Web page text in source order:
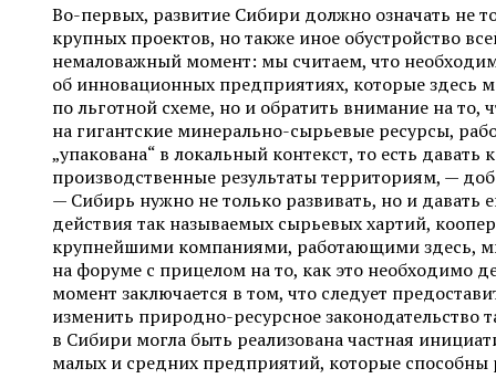
Во-первых, развитие Сибири должно означать не
крупных проектов, но также иное обустройство
немаловажный момент: мы считаем, что
об инновационных предприятиях, которые здесь
по льготной схеме, но и обратить внимание на
на гигантские минерально-сырьевые ресурсы,
„упакована“ в локальный контекст, то есть
производственные результаты территориям, —
— Сибирь нужно не только развивать, но и давать
действия так называемых сырьевых хартий,
крупнейшими компаниями, работающими здесь,
на форуме с прицелом на то, как это необходимо
момент заключается в том, что следует
изменить природно-ресурсное законодательство
в Сибири могла быть реализована частная
малых и средних предприятий, которые способны